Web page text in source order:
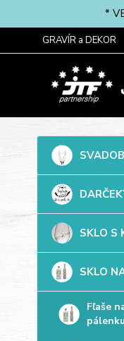
*
GRAVÍR a DEKOR
SKLO S
SKLO
Fľaše
pálenku